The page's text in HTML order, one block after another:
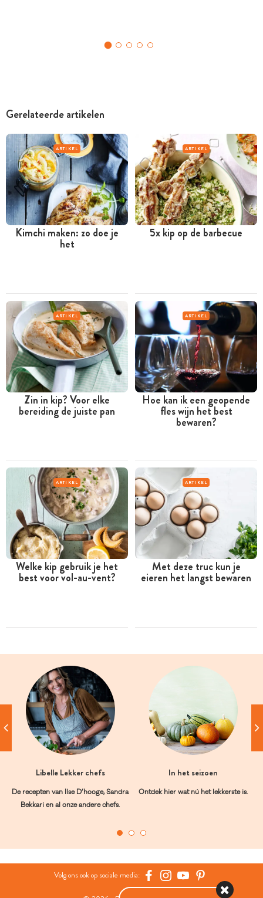
Gerelateerde artikelen
ARTIKEL
Kimchi maken: zo doe je
het
ARTIKEL
5x kip op de barbecue
ARTIKEL
Zin in kip? Voor elke
bereiding de juiste pan
ARTIKEL
Hoe kan ik een geopende
fles wijn het best
bewaren?
ARTIKEL
Welke kip gebruik je het
best voor vol-au-vent?
ARTIKEL
Met deze truc kun je
eieren het langst bewaren
Libelle Lekker chefs
De recepten van Ilse D’hooge, Sandra
Bekkari en al onze andere chefs.
In het seizoen
Ontdek hier wat nú het lekkerste is.
Volg ons ook op sociale media: